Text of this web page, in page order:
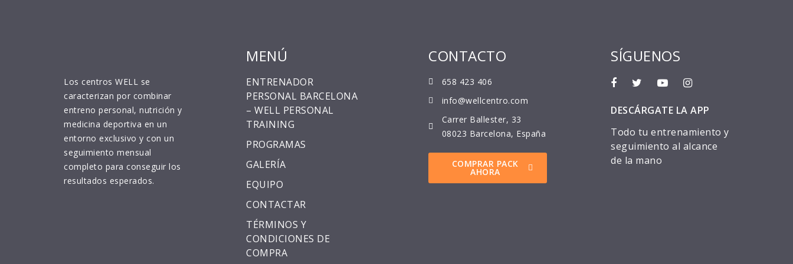
Los centros WELL se
caracterizan por combinar
entreno personal, nutrición y
medicina deportiva en un
entorno exclusivo y con un
seguimiento mensual
completo para conseguir los
resultados esperados.
MENÚ
ENTRENADOR
PERSONAL BARCELONA
– WELL PERSONAL
TRAINING
PROGRAMAS
GALERÍA
EQUIPO
CONTACTAR
TÉRMINOS Y
CONDICIONES DE
COMPRA
CONTACTO
658 423 406
info@wellcentro.com
Carrer Ballester, 33
08023 Barcelona, España
COMPRAR PACK
AHORA
SÍGUENOS
DESCÁRGATE LA APP
Todo tu entrenamiento y
seguimiento al alcance
de la mano